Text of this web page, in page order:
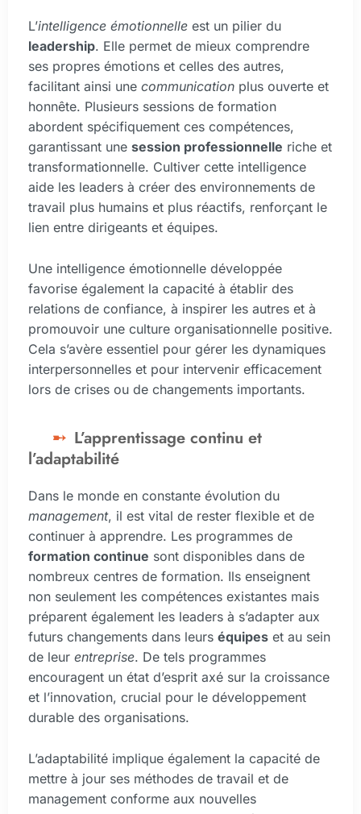
L’intelligence émotionnelle est un pilier du
leadership. Elle permet de mieux comprendre
ses propres émotions et celles des autres,
facilitant ainsi une communication plus ouverte et
honnête. Plusieurs sessions de formation
abordent spécifiquement ces compétences,
garantissant une session professionnelle riche et
transformationnelle. Cultiver cette intelligence
aide les leaders à créer des environnements de
travail plus humains et plus réactifs, renforçant le
lien entre dirigeants et équipes.
Une intelligence émotionnelle développée
favorise également la capacité à établir des
relations de confiance, à inspirer les autres et à
promouvoir une culture organisationnelle positive.
Cela s’avère essentiel pour gérer les dynamiques
interpersonnelles et pour intervenir efficacement
lors de crises ou de changements importants.
L’apprentissage continu et
l’adaptabilité
Dans le monde en constante évolution du
management, il est vital de rester flexible et de
continuer à apprendre. Les programmes de
formation continue sont disponibles dans de
nombreux centres de formation. Ils enseignent
non seulement les compétences existantes mais
préparent également les leaders à s’adapter aux
futurs changements dans leurs équipes et au sein
de leur entreprise. De tels programmes
encouragent un état d’esprit axé sur la croissance
et l’innovation, crucial pour le développement
durable des organisations.
L’adaptabilité implique également la capacité de
mettre à jour ses méthodes de travail et de
management conforme aux nouvelles